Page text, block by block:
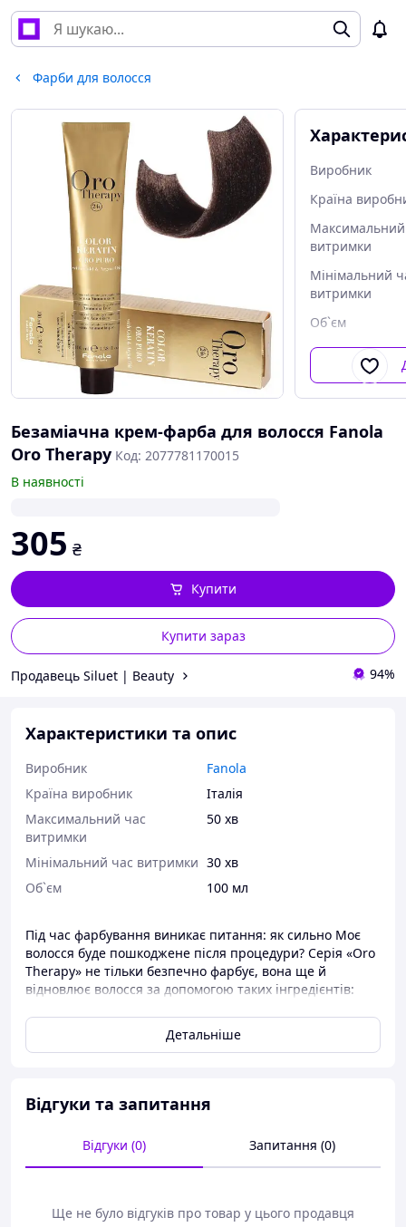
Фарби для волосся
Виробник
Країна
витримки
Мінімальний
витримки
Об`єм
Безаміачна крем-фарба для волосся Fanola
Oro Therapy Код: 2077781170015
В наявності
305 ₴
Купити зараз
Купити
Продавець Siluet | Beauty 94%
Характеристики та опис
Виробник
Fanola
Країна виробник
Італія
Максимальний час
витримки
50 хв
Мінімальний час витримки 30 хв
Об`єм
100 мл
Під час фарбування виникає питання: як сильно Моє
волосся буде пошкоджене після процедури? Серія «Oro
Therapy» не тільки безпечно фарбує, вона ще й
відновлює волосся за допомогою таких інгредієнтів:
Кремова фарба не містить аміаку. Рекомендації:
використовуйте спеціалізований активатор Gold. Засіб
1,5.
Детальніше
Відгуки та запитання
Відгуки (0) Запитання (0)
Ще не було відгуків про товар у цього продавця